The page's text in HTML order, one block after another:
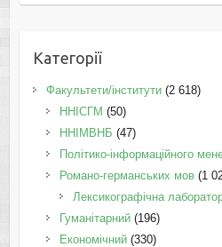
Категорії
Факультети/інститути(2 618)
ННІСГМ (50)
ННІМВНБ (47)
Політико-інформаційного
Романо-германських мов(1
Лексикографічна
Гуманітарний(196)
Економічний(330)